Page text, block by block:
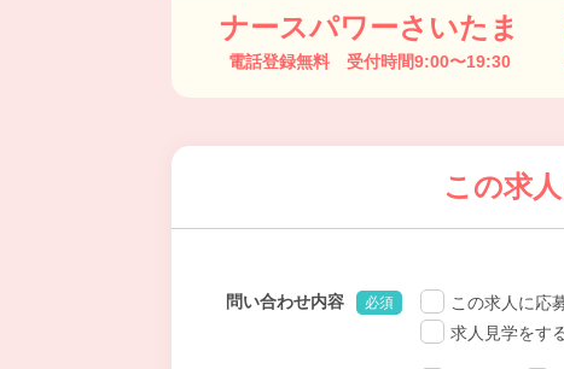
ナースパワーさいたま
電話登録無料 受付時間9:00〜19:30
この求
問い合わせ内容 必須 この求人に応
求人見学をす